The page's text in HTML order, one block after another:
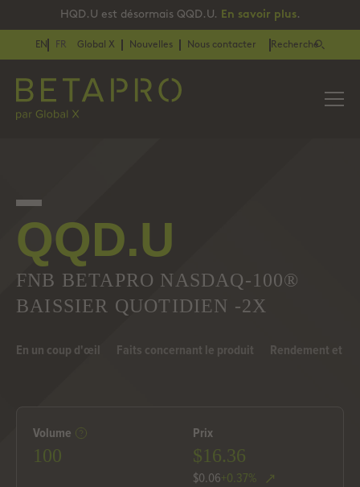
HQD.U est désormais QQD.U. En savoir plus.
EN FR Global X Nouvelles Nous contacter Recherche
QQD.U
FNB BETAPRO NASDAQ‑100®
BAISSIER QUOTIDIEN ‑2X
En un coup d'œil Faits concernant le produit Rendement et
Volume
100
Prix
$16.36
$0.06+0.37%